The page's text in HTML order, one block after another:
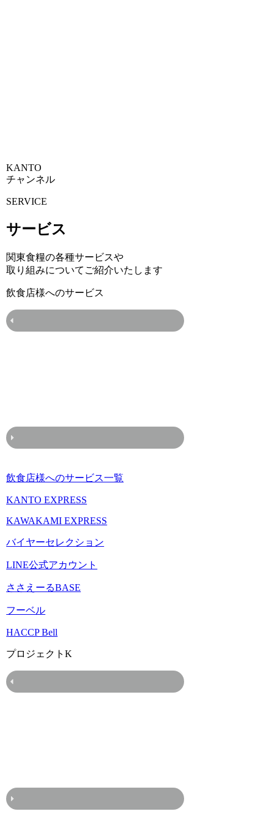
KANTO
チャンネル
SERVICE
サービス
関東食糧の各種サービスや
取り組みについてご紹介いたします
飲食店様へのサービス
飲食店様へのサービス一覧
KANTO EXPRESS
KAWAKAMI EXPRESS
バイヤーセレクション
LINE公式アカウント
ささえーるBASE
フーベル
HACCP Bell
プロジェクトK